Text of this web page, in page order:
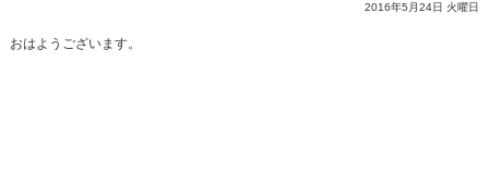
2016年5月24日 火曜日
おはようございます。